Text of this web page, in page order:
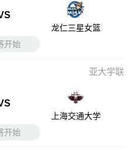
龙仁三星女篮
开始
亚大学联
上海交通大学
开始